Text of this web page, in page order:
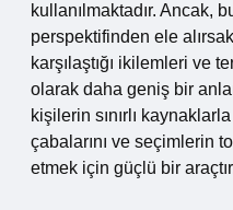
kullanılmaktadır. Ancak,
perspektifinden ele
karşılaştığı ikilemleri ve
olarak daha geniş bir
kişilerin sınırlı
çabalarını ve seçimlerin
etmek için güçlü bir